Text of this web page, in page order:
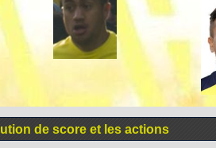
de score et les actions